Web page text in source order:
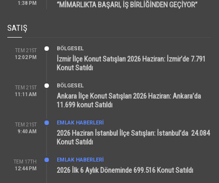
1:38 PM
“MİMARLIKTA BAŞARI, İŞ BİRLİĞİNDEN GEÇİYOR”
SATIŞ
TEM 21ST
12:02 PM
BÖLGESEL
İzmir İlçe Konut Satışları 2026 Haziran: İzmir’de 7.791
Konut Satıldı
TEM 21ST
11:11 AM
BÖLGESEL
Ankara İlçe Konut Satışları 2026 Haziran: Ankara’da
11.699 konut Satıldı
TEM 21ST
9:40 AM
EMLAK HABERLERI
2026 Haziran İstanbul İlçe Satışları: İstanbul’da 24.084
Konut Satıldı
TEM 17TH
12:44 PM
EMLAK HABERLERI
2026 İlk 6 Aylık Döneminde 699.516 Konut Satıldı